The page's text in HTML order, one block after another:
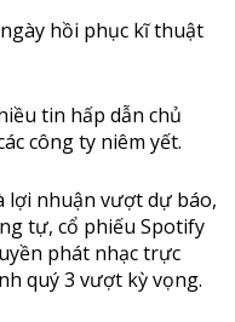
hồi phục kĩ thuật
tin hấp dẫn chủ
công ty niêm yết.
lợi nhuận vượt dự báo,
tự, cổ phiếu Spotify
phát nhạc trực
qu‎ý 3 vượt kỳ vọng.